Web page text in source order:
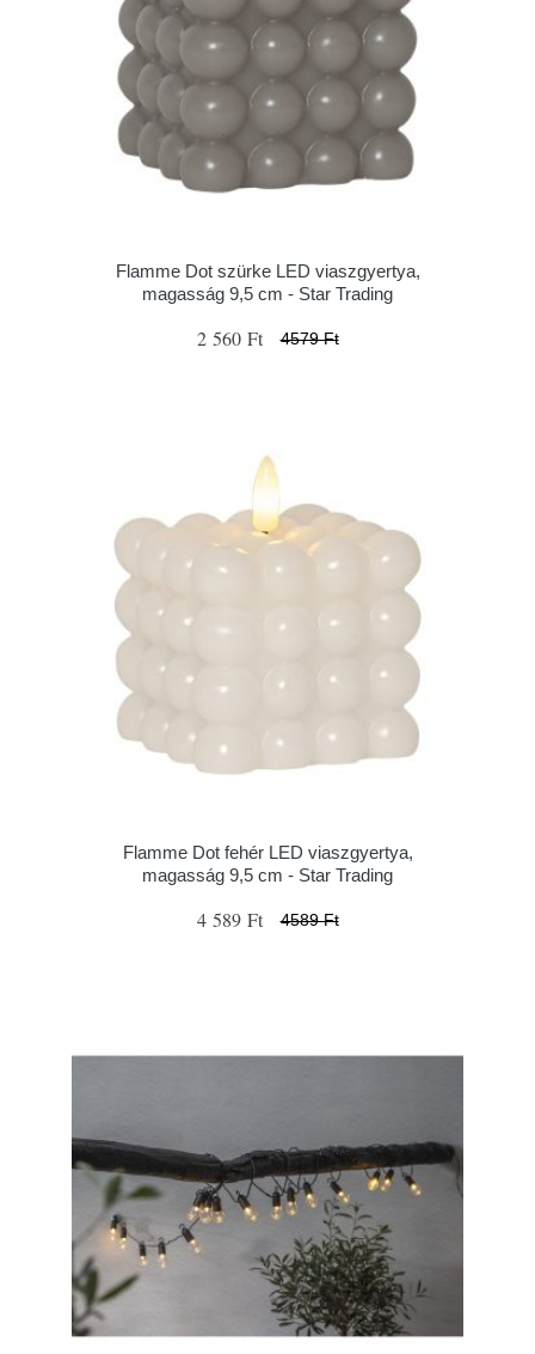
Flamme Dot szürke LED viaszgyertya,
magasság 9,5 cm - Star Trading
2 560 Ft 4579 Ft
Flamme Dot fehér LED viaszgyertya,
magasság 9,5 cm - Star Trading
4 589 Ft 4589 Ft